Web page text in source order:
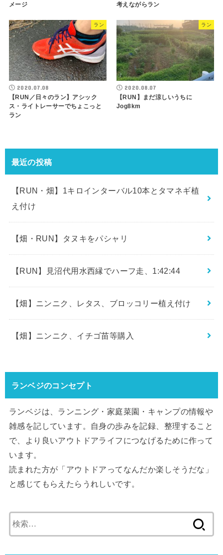
メージ
考えながらラン
ラン
2020.07.08
【RUN／日々のラン】アシック
ス・ライトレーサーでちょこっと
ラン
ラン
2020.08.07
【RUN】まだ涼しいうちに
Jog8km
最近の投稿
【RUN・畑】1キロインターバル10本とタマネギ植
え付け
【畑・RUN】タヌキをパシャリ
【RUN】見沼代用水西縁でハーフ走、1:42:44
【畑】ニンニク、レタス、ブロッコリー植え付け
【畑】ニンニク、イチゴ苗等購入
ランベジのコンセプト
ランベジは、ランニング・家庭菜園・キャンプの情報や
雑感を記しています。自身の歩みを記録、整理すること
で、より良いアウトドアライフにつなげるために作って
います。
読まれた方が「アウトドアってなんだか楽しそうだな」
と感じてもらえたらうれしいです。
索: